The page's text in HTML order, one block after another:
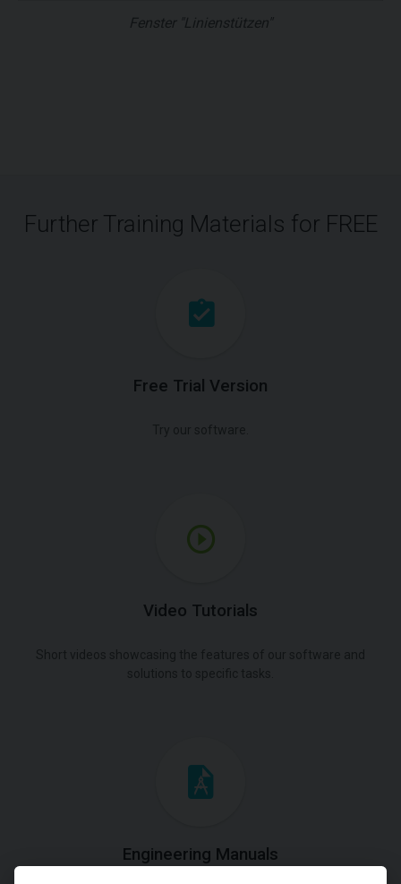
Fenster "Linienstützen"
Further Training Materials for FREE
Free Trial Version
Video Tutorials
Engineering Manuals